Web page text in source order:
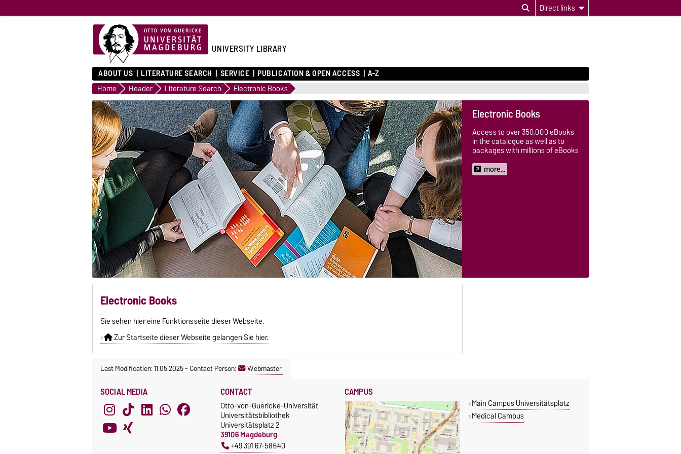
Direct links
UNIVERSITY LIBRARY
ABOUT US LITERATURE SEARCH SERVICE PUBLICATION & OPEN ACCESS A-Z
Home Header Literature Search Electronic Books
Electronic Books
Access to over 350,000 eBooks
in the catalogue as well as to
packages with millions of eBooks
more...
Electronic Books
Sie sehen hier eine Funktionsseite dieser Webseite.
Zur Startseite dieser Webseite gelangen Sie hier.
Last Modification: 11.05.2025-Contact Person: Webmaster
SOCIAL MEDIA CONTACT
Otto-von-Guericke-Universität
Universitätsbibliothek
Universitätsplatz 2
39106 Magdeburg
+49 391 67-58640
CAMPUS
Main Campus Universitätsplatz
Medical Campus